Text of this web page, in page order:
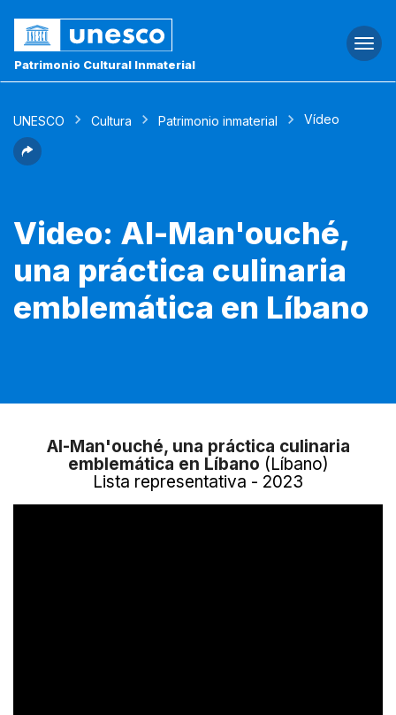
Patrimonio Cultural Inmaterial
UNESCO Cultura Patrimonio inmaterial Vídeo
Video: Al-Man'ouché,
una práctica culinaria
emblemática en Líbano
Al-Man'ouché, una práctica culinaria
emblemática en Líbano (Líbano)
Lista representativa - 2023